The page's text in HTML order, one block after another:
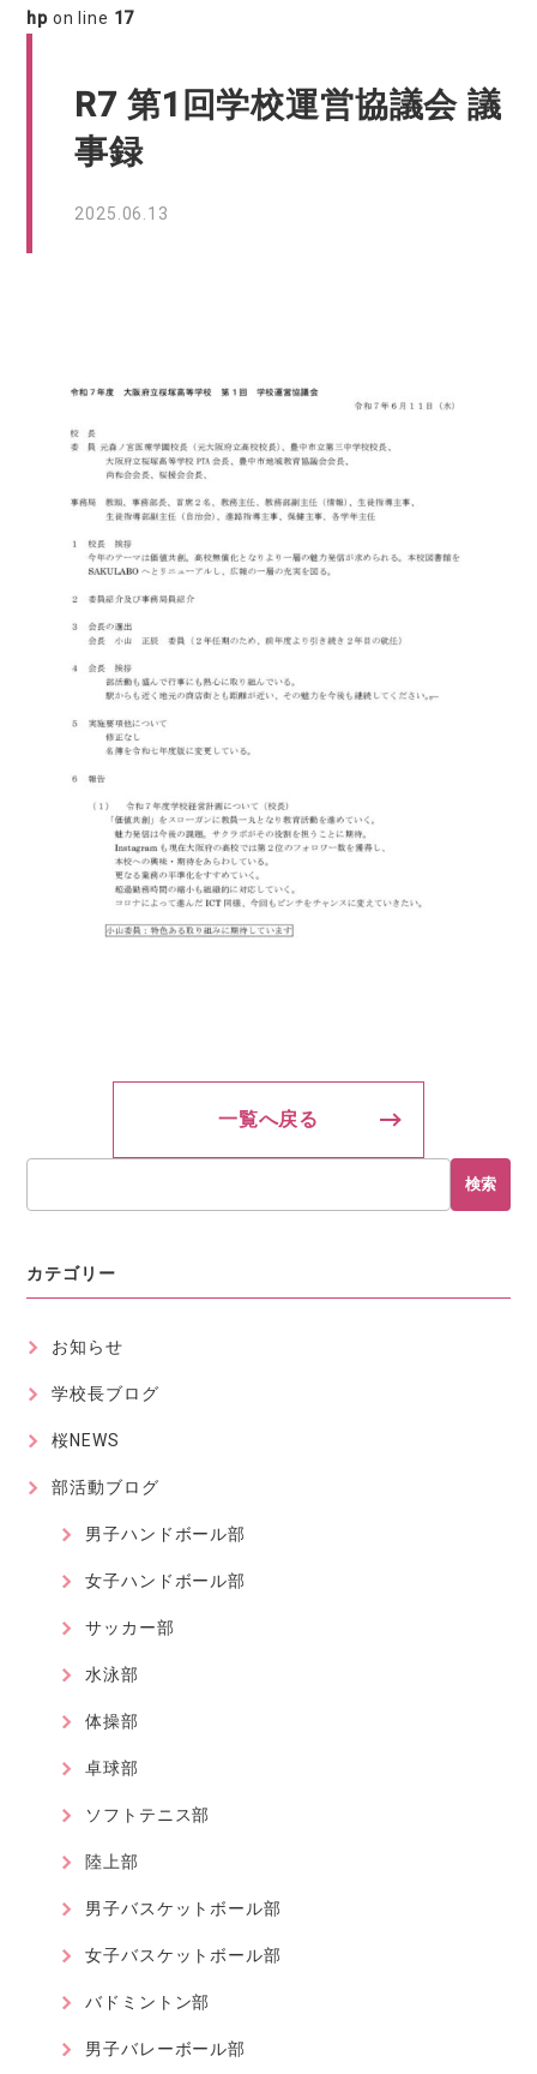
hp on line 17
R7 第1回学校運営協議会 議
事録
2025.06.13
一覧へ戻る
検索
カテゴリー
お知らせ
学校長ブログ
桜NEWS
部活動ブログ
男子ハンドボール部
女子ハンドボール部
サッカー部
水泳部
体操部
卓球部
ソフトテニス部
陸上部
男子バスケットボール部
女子バスケットボール部
バドミントン部
男子バレーボール部